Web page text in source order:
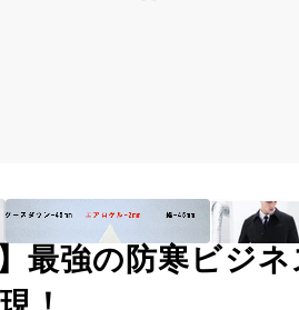
】最強の防寒ビジ